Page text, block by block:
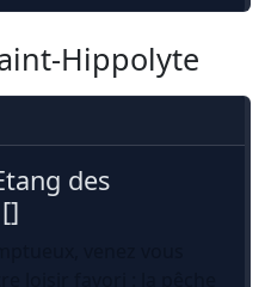
Hippolyte
des